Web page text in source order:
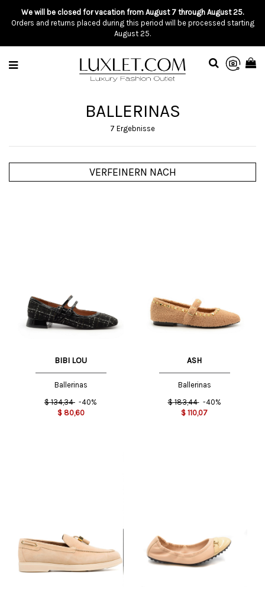
We will be closed for vacation from August 7 through August 25.
Orders and returns placed during this period will be processed starting
August 25.
BALLERINAS
7 Ergebnisse
VERFEINERN NACH
BIBI LOU
Ballerinas
$ 134,34 -40%
$ 80,60
ASH
Ballerinas
$ 183,44 -40%
$ 110,07